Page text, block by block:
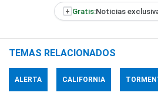
+ Gratis:Noticias
TEMAS RELACIONADOS
ALERTA CALIFORNIA